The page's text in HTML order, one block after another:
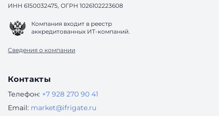
ИНН 6150032475, ОГРН 1026102223608
Компания входит в реестр
аккредитованных ИТ-компаний.
Сведения о компании
Контакты
Телефон: +7 928 270 90 41
Email: market@ifrigate.ru